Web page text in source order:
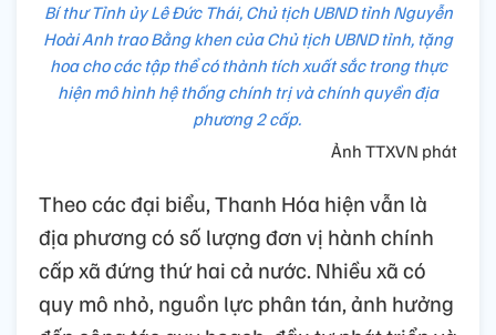
Bí thư Tỉnh ủy Lê Đức Thái, Chủ tịch UBND tỉnh Nguyễn
Hoài Anh trao Bằng khen của Chủ tịch UBND tỉnh, tặng
hoa cho các tập thể có thành tích xuất sắc trong thực
hiện mô hình hệ thống chính trị và chính quyền địa
phương 2 cấp.
Ảnh TTXVN phát
Theo các đại biểu, Thanh Hóa hiện vẫn là
địa phương có số lượng đơn vị hành chính
cấp xã đứng thứ hai cả nước. Nhiều xã có
quy mô nhỏ, nguồn lực phân tán, ảnh hưởng